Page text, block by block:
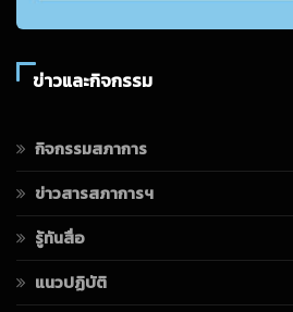
ข่าวและกิจกรรม
กิจกรรมสภาการ
ข่าวสารสภาการฯ
รู้ทันสื่อ
แนวปฏิบัติ